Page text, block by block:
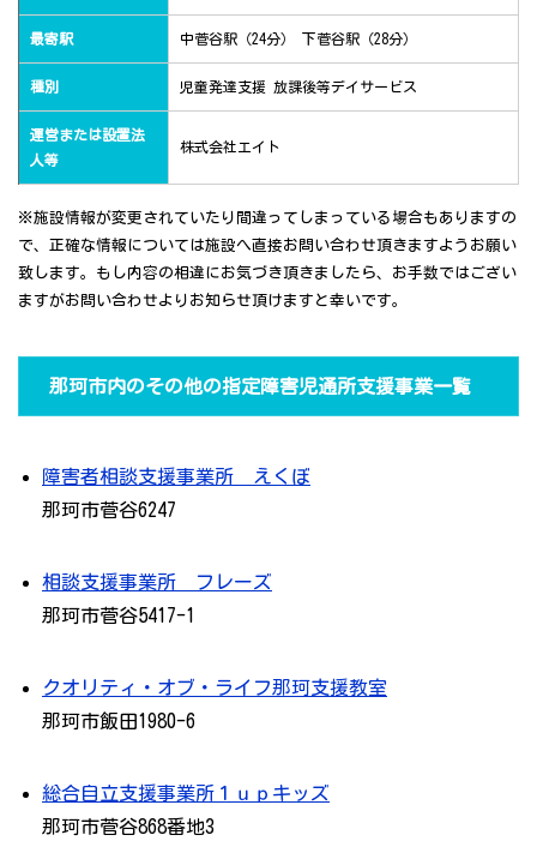
最寄駅 中菅谷駅（24分） 下菅谷駅（28分）
種別 児童発達支援 放課後等デイサービス
運営または設置法
人等
株式会社エイト
※施設情報が変更されていたり間違ってしまっている場合もありますの
で、正確な情報については施設へ直接お問い合わせ頂きますようお願い
致します。もし内容の相違にお気づき頂きましたら、お手数ではござい
ますがお問い合わせよりお知らせ頂けますと幸いです。
那珂市内のその他の指定障害児通所支援事業一覧
障害者相談支援事業所 えくぼ
那珂市菅谷6247
相談支援事業所 フレーズ
那珂市菅谷5417-1
クオリティ・オブ・ライフ那珂支援教室
那珂市飯田1980-6
総合自立支援事業所１ｕｐキッズ
那珂市菅谷868番地3